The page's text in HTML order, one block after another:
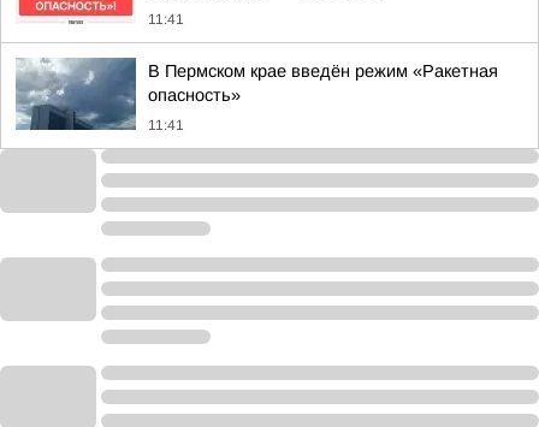
11:41
В Пермском крае введён режим «Ракетная
опасность»
11:41